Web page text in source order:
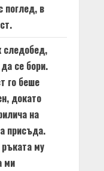
поглед, в
следобед,
се бори.
го беше
докато
на
присъда.
му
ми